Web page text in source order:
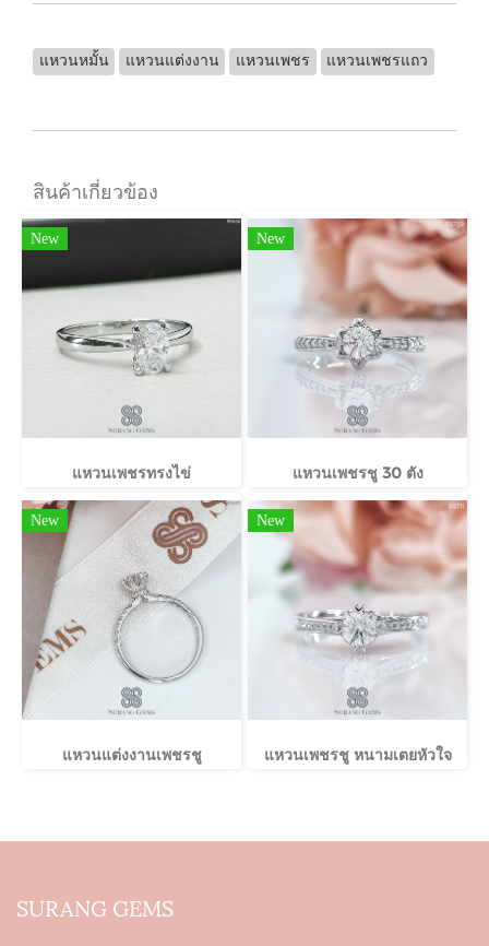
แหวนหมั้น แหวนแต่งงาน แหวนเพชร แหวนเพชรแถว
สินค้าเกี่ยวข้อง
New
แหวนเพชรทรงไข่
New
แหวนเพชรชู 30 ตัง
New
แหวนแต่งงานเพชรชู
New
แหวนเพชรชู หนามเตยหัวใจ
SURANG GEMS